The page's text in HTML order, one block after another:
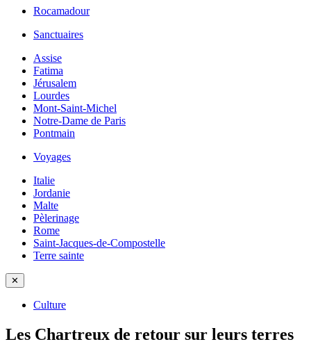
Rocamadour
Sanctuaires
Assise
Fatima
Jérusalem
Lourdes
Mont-Saint-Michel
Notre-Dame de Paris
Pontmain
Voyages
Italie
Jordanie
Malte
Pèlerinage
Rome
Saint-Jacques-de-Compostelle
Terre sainte
✕
Culture
Les Chartreux de retour sur leurs terres